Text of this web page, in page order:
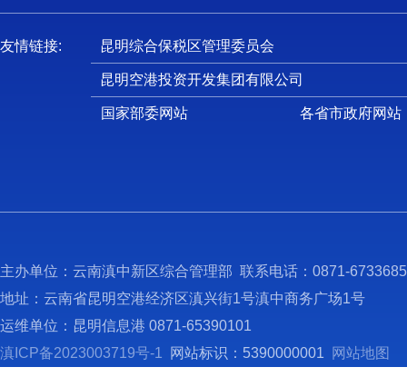
友情链接: 昆明综合保税区管理委员会
昆明空港投资开发集团有限公司
国家部委网站 各省市政府网站
主办单位：云南滇中新区综合管理部 联系电话：0871-
地址：云南省昆明空港经济区滇兴街1号滇中商务广场1号
运维单位：昆明信息港 0871-65390101
滇ICP备2023003719号-1
网站标识：5390000001 网站地图